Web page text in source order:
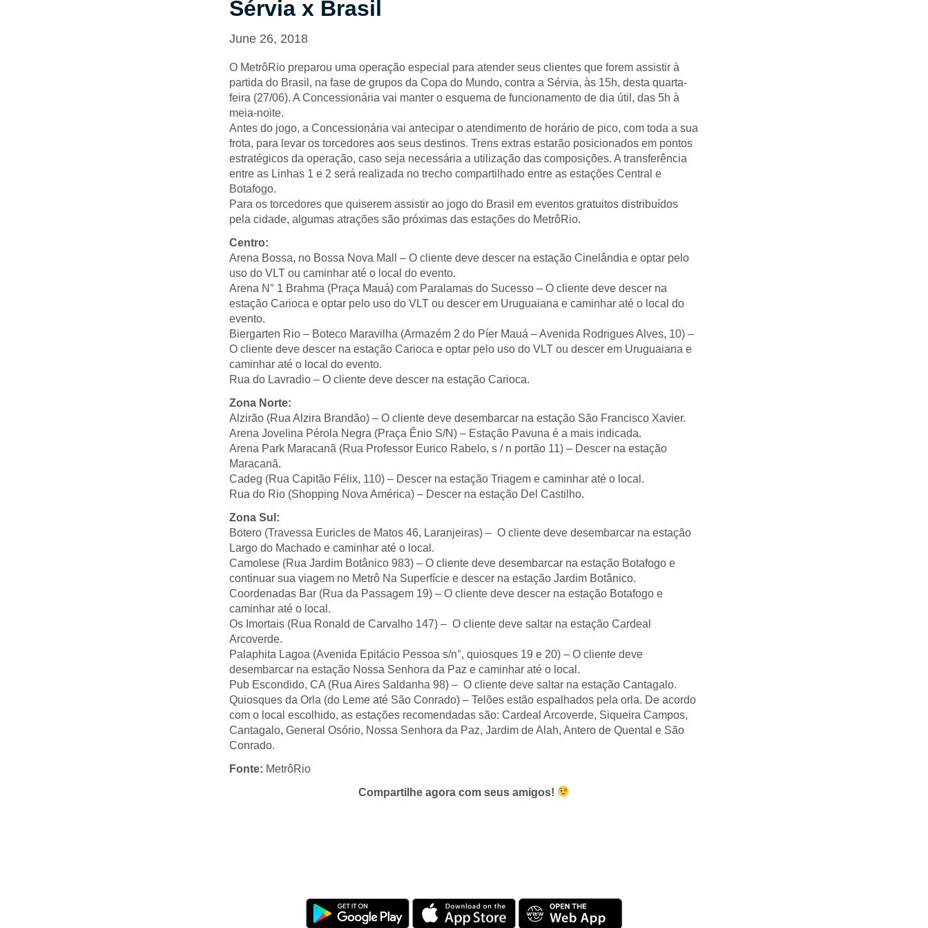
Sérvia x Brasil
June 26, 2018
O MetrôRio preparou uma operação especial para atender seus clientes que forem assistir à
partida do Brasil, na fase de grupos da Copa do Mundo, contra a Sérvia, às 15h, desta quarta-
feira (27/06). A Concessionária vai manter o esquema de funcionamento de dia útil, das 5h à
meia-noite.
Antes do jogo, a Concessionária vai antecipar o atendimento de horário de pico, com toda a sua
frota, para levar os torcedores aos seus destinos. Trens extras estarão posicionados em pontos
estratégicos da operação, caso seja necessária a utilização das composições. A transferência
entre as Linhas 1 e 2 será realizada no trecho compartilhado entre as estações Central e
Botafogo.
Para os torcedores que quiserem assistir ao jogo do Brasil em eventos gratuitos distribuídos
pela cidade, algumas atrações são próximas das estações do MetrôRio.
Centro:
Arena Bossa, no Bossa Nova Mall – O cliente deve descer na estação Cinelândia e optar pelo
uso do VLT ou caminhar até o local do evento.
Arena N° 1 Brahma (Praça Mauá) com Paralamas do Sucesso – O cliente deve descer na
estação Carioca e optar pelo uso do VLT ou descer em Uruguaiana e caminhar até o local do
evento.
Biergarten Rio – Boteco Maravilha (Armazém 2 do Píer Mauá – Avenida Rodrigues Alves, 10) –
O cliente deve descer na estação Carioca e optar pelo uso do VLT ou descer em Uruguaiana e
caminhar até o local do evento.
Rua do Lavradio – O cliente deve descer na estação Carioca.
Zona Norte:
Alzirão (Rua Alzira Brandão) – O cliente deve desembarcar na estação São Francisco Xavier.
Arena Jovelina Pérola Negra (Praça Ênio S/N) – Estação Pavuna é a mais indicada.
Arena Park Maracanã (Rua Professor Eurico Rabelo, s / n portão 11) – Descer na estação
Maracanã.
Cadeg (Rua Capitão Félix, 110) – Descer na estação Triagem e caminhar até o local.
Rua do Rio (Shopping Nova América) – Descer na estação Del Castilho.
Zona Sul:
Botero (Travessa Euricles de Matos 46, Laranjeiras) – O cliente deve desembarcar na estação
Largo do Machado e caminhar até o local.
Camolese (Rua Jardim Botânico 983) – O cliente deve desembarcar na estação Botafogo e
continuar sua viagem no Metrô Na Superfície e descer na estação Jardim Botânico.
Coordenadas Bar (Rua da Passagem 19) – O cliente deve descer na estação Botafogo e
caminhar até o local.
Os Imortais (Rua Ronald de Carvalho 147) – O cliente deve saltar na estação Cardeal
Arcoverde.
Palaphita Lagoa (Avenida Epitácio Pessoa s/n°, quiosques 19 e 20) – O cliente deve
desembarcar na estação Nossa Senhora da Paz e caminhar até o local.
Pub Escondido, CA (Rua Aires Saldanha 98) – O cliente deve saltar na estação Cantagalo.
Quiosques da Orla (do Leme até São Conrado) – Telões estão espalhados pela orla. De acordo
com o local escolhido, as estações recomendadas são: Cardeal Arcoverde, Siqueira Campos,
Cantagalo, General Osório, Nossa Senhora da Paz, Jardim de Alah, Antero de Quental e São
Conrado.
Fonte: MetrôRio
Compartilhe agora com seus amigos!